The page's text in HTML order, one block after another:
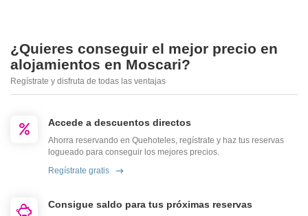
¿Quieres conseguir el mejor precio en
alojamientos en Moscari?
Regístrate y disfruta de todas las ventajas
Accede a descuentos directos
Ahorra reservando en Quehoteles, regístrate y haz tus reservas
logueado para conseguir los mejores precios.
Regístrate gratis
Consigue saldo para tus próximas reservas